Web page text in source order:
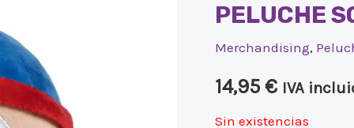
PELUCHE
Merchandising,
14,95 € IVA
Sin existencias